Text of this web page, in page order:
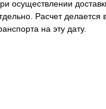
осуществлении
Расчет делается
на эту дату.